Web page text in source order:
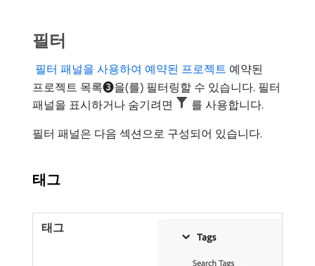
필터
​ 필터 패널을 사용하여 예약된 프로젝트 ​ 예약된
프로젝트 목록➌을(를) 필터링할 수 있습니다. 필터
패널을 표시하거나 숨기려면
를 사용합니다.
필터 패널은 다음 섹션으로 구성되어 있습니다.
태그